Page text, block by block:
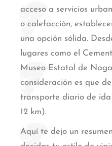
acceso a servicios
o calefacción,
una opción sólida.
lugares como el
Museo Estatal de
consideración es que
transporte diario de
12 km).
Aquí te dejo un